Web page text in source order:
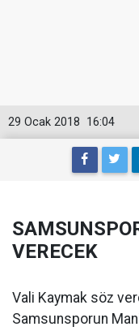
16:04
29 Ocak 2018
VERECEK
Vali Kaymak söz
Samsunsporun